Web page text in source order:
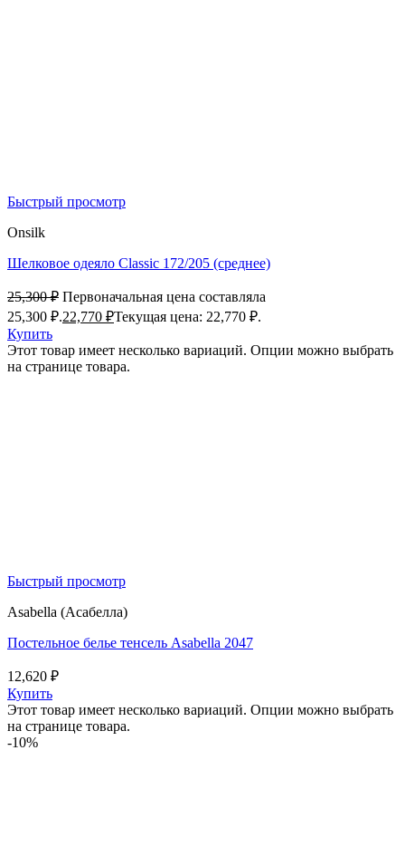
Быстрый просмотр
Onsilk
Шелковое одеяло Classic 172/205 (среднее)
25,300₽ Первоначальная цена составляла
25,300 ₽.22,770 ₽Текущая цена: 22,770 ₽.
Купить
Этот товар имеет несколько вариаций. Опции можно выбрать
на странице товара.
Быстрый просмотр
Asabella (Асабелла)
Постельное белье тенсель Asabella 2047
12,620 ₽
Купить
Этот товар имеет несколько вариаций. Опции можно выбрать
на странице товара.
-10%